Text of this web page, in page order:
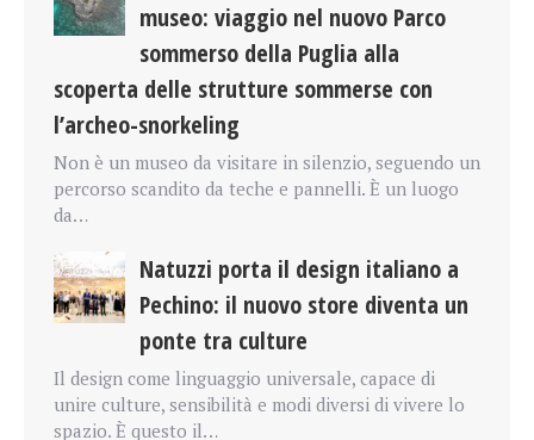
museo: viaggio nel nuovo Parco
sommerso della Puglia alla
scoperta delle strutture sommerse con
l’archeo-snorkeling
Non è un museo da visitare in silenzio, seguendo un
percorso scandito da teche e pannelli. È un luogo
da…
Natuzzi porta il design italiano a
Pechino: il nuovo store diventa un
ponte tra culture
Il design come linguaggio universale, capace di
unire culture, sensibilità e modi diversi di vivere lo
spazio. È questo il…